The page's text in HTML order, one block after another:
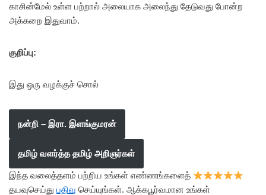
காசின்மேல் உள்ள பற்றால் அலையாக அலைந்து தேடுவது போன்ற
அக்கறை இதுவாம்.
குறிப்பு:
இது ஒரு வழக்குச் சொல்
நன்றி – இரா. இளங்குமரன்
தமிழ் வளர்த்த தமிழ் அறிஞர்கள்
இந்த வலைத்தளம் பற்றிய உங்கள் எண்ணங்களைத்
தயவுசெய்து பதிவு செய்யுங்கள். ஆக்கபூர்வமான உங்கள்